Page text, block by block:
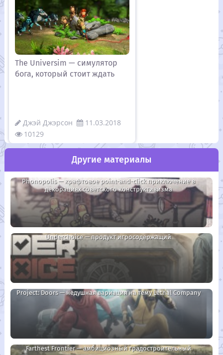
The Universim — симулятор
бога, который стоит ждать
Джэй Джэрсон
11.03.2018
10129
Другие материалы
Phonopolis — крафтовое point-and-click приключение в
декорациях советского конструктивизма
Underchoice — продукт игросодержащий
Project: Doors — недушная вариация на тему Lethal Company
Farthest Frontier — амбициозный градостроительный